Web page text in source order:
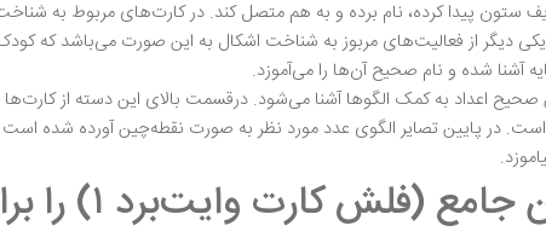
پیدا کرده، نام برده و به هم متصل کند. در کارت‌های مربوط به
دیگر از فعالیت‌های مربوز به شناخت اشکال به این صورت می‌باشد که
آشنا شده و نام صحیح آن‌ها را می‌آموزد.
اعداد به کمک الگوها آشنا می‌شود. درقسمت بالای این دسته از کارت‌ها
در پایین تصایر الگوی عدد مورد نظر به صورت نقطه‌چین آورده شده
وایت‌برد ۱) را برای فرزندم تهیه کنم؟